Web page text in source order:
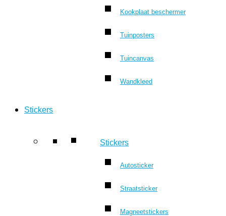
Kookplaat beschermer
Tuinposters
Tuincanvas
Wandkleed
Stickers
Stickers
Autosticker
Straatsticker
Magneetstickers